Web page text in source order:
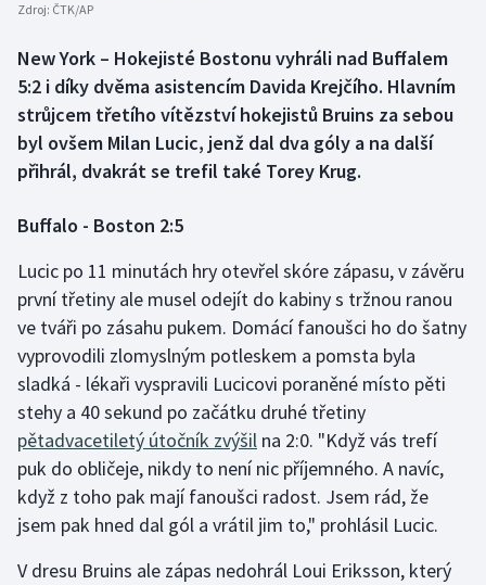
Box
Curling
Futsal
Golf
Gymnastika
Házená
Jezdectví
Zdroj: ČTK/AP
New York – Hokejisté Bostonu vyhráli nad Buffalem
5:2 i díky dvěma asistencím Davida Krejčího. Hlavním
strůjcem třetího vítězství hokejistů Bruins za sebou
byl ovšem Milan Lucic, jenž dal dva góly a na další
přihrál, dvakrát se trefil také Torey Krug.
Buffalo - Boston 2:5
Lucic po 11 minutách hry otevřel skóre zápasu, v závěru
první třetiny ale musel odejít do kabiny s tržnou ranou
ve tváři po zásahu pukem. Domácí fanoušci ho do šatny
vyprovodili zlomyslným potleskem a pomsta byla
sladká - lékaři vyspravili Lucicovi poraněné místo pěti
stehy a 40 sekund po začátku druhé třetiny
pětadvacetiletý útočník zvýšil na 2:0. "Když vás trefí
puk do obličeje, nikdy to není nic příjemného. A navíc,
když z toho pak mají fanoušci radost. Jsem rád, že
jsem pak hned dal gól a vrátil jim to," prohlásil Lucic.
V dresu Bruins ale zápas nedohrál Loui Eriksson, který